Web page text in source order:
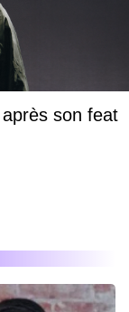
son feat